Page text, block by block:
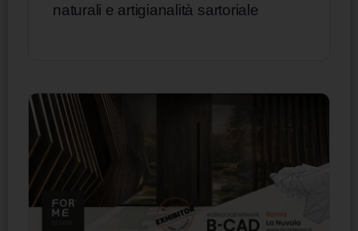
naturali e artigianalità sartoriale